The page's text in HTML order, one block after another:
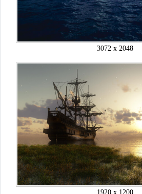
3072 x 2048
1920 x 1200